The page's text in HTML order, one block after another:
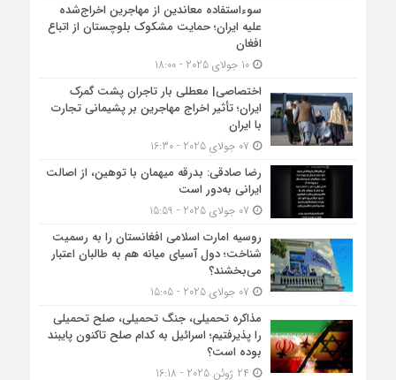
سوءاستفاده معاندین از مهاجرین اخراج‌شده
علیه ایران؛ حمایت مشکوک بلوچستان از اتباع
افغان
10 جولای 2025 - 18:00
اختصاصی| معطلی بار تاجران پشت گمرک
ایران؛ تأثیر اخراج مهاجرین بر پشیمانی تجارت
با ایران
رضا صادقی: بدرقه میهمان با توهین، از اصالت
ایرانی به‌دور است
روسیه امارت اسلامی افغانستان را به رسمیت
شناخت؛ دول آسیای میانه هم به طالبان اعتبار
می‎‌بخشند؟
مذاکره تحمیلی، جنگ تحمیلی، صلح تحمیلی
را پذیرفتیم؛ اسرائیل به کدام صلح تاکنون پایبند
بوده است؟